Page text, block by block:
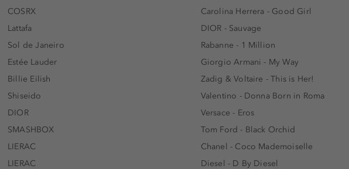
COSRX
Lattafa
Sol de Janeiro
Estée Lauder
Billie Eilish
Shiseido
DIOR
SMASHBOX
LIERAC
LIERAC
Carolina Herrera - Good Girl
DIOR - Sauvage
Rabanne - 1 Million
Giorgio Armani - My Way
Zadig & Voltaire - This is Her!
Valentino - Donna Born in Roma
Versace - Eros
Tom Ford - Black Orchid
Chanel - Coco Mademoiselle
Diesel - D By Diesel